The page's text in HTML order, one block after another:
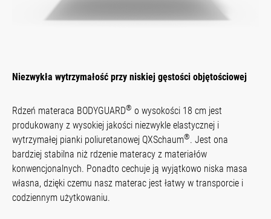
Niezwykła wytrzymałość przy niskiej gęstości objętościowej
Rdzeń materaca BODYGUARD® o wysokości 18 cm jest
produkowany z wysokiej jakości niezwykle elastycznej i
wytrzymałej pianki poliuretanowej QXSchaum®. Jest ona
bardziej stabilna niż rdzenie materacy z materiałów
konwencjonalnych. Ponadto cechuje ją wyjątkowo niska masa
własna, dzięki czemu nasz materac jest łatwy w transporcie i
codziennym użytkowaniu.